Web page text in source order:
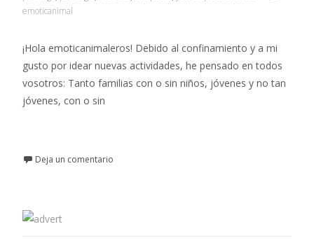
emoticanimal
¡Hola emoticanimaleros! Debido al confinamiento y a mi
gusto por idear nuevas actividades, he pensado en todos
vosotros: Tanto familias con o sin niños, jóvenes y no tan
jóvenes, con o sin
Deja un comentario